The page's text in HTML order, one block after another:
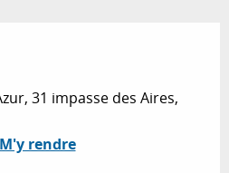
31 impasse des Aires,
M'y rendre